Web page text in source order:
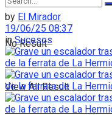
No Result
View All Result
by El Mirador
19/06/25 08:37
in Sucesos